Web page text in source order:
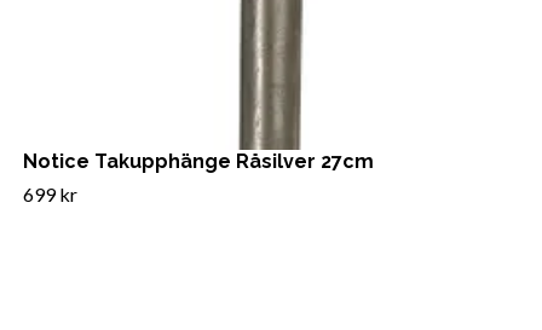
Notice Takupphänge Råsilver 27cm
699 kr